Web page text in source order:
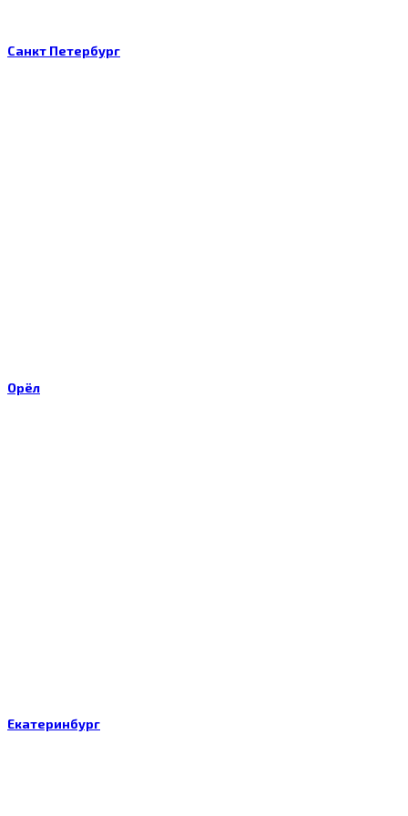
Санкт Петербург
Орёл
Екатеринбург